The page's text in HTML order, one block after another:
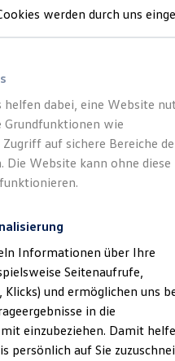
und Gebrauchtwagen
Leasing
Leasing
bei Volkswagen
werden durch uns
helfen dabei, eine Website
Grundfunktionen wie
auf sichere Bereiche
Die Website kann ohne diese
Informationen über Ihre
Seitenaufrufe,
Klicks) und ermöglichen uns
in die
einzubeziehen. Damit
persönlich auf Sie